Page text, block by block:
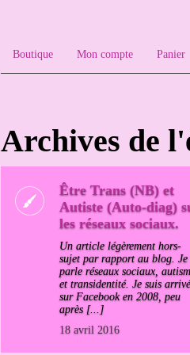
Boutique Mon compte Panier
Archives de
Être Trans (NB) et
Autiste (Auto-diag)
les réseaux sociaux.
Un article légèrement hors-
sujet par rapport au blog. Je
parle réseaux sociaux,
et transidentité. Je suis
sur Facebook en 2008, peu
après [...]
18 avril 2016